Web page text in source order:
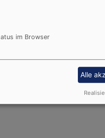
WALK TO TALK mit
im Browser
Alle